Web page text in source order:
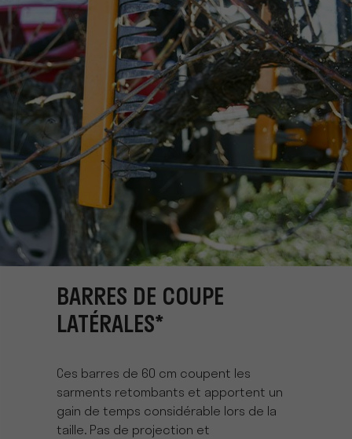
BARRES DE COUPE
LATÉRALES*
Ces barres de 60 cm coupent les
sarments retombants et apportent un
gain de temps considérable lors de la
taille. Pas de projection et